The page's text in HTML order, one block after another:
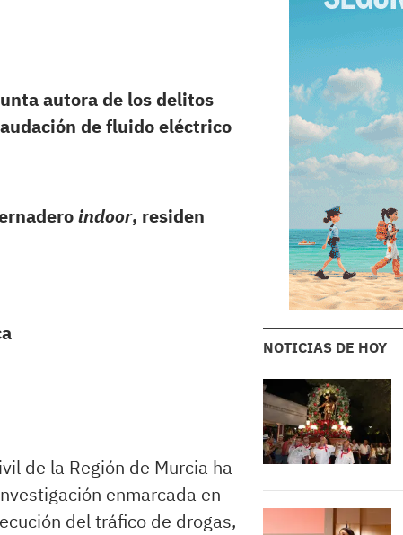
autora de los delitos
de fluido eléctrico
indoor, residen
de la Región de Murcia ha
enmarcada en
del tráfico de drogas,
NOTICIAS DE HOY